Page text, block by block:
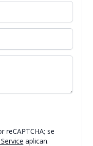
reCAPTCHA; se
aplican.